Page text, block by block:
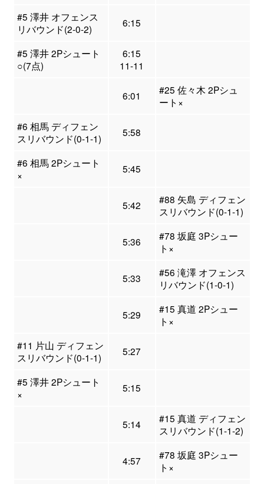
#5 澤井 オフェンス
リバウンド(2-0-2)
6:15
#5 澤井 2Pシュート
○(7点)
6:15
11-11
6:01
#25 佐々木 2Pシュ
ート×
#6 相馬 ディフェン
スリバウンド(0-1-1)
5:58
#6 相馬 2Pシュート
×
5:45
5:42
#88 矢島 ディフェン
スリバウンド(0-1-1)
5:36
#78 坂庭 3Pシュー
ト×
5:33
#56 滝澤 オフェンス
リバウンド(1-0-1)
5:29
#15 真道 2Pシュー
ト×
#11 片山 ディフェン
スリバウンド(0-1-1)
5:27
#5 澤井 2Pシュート
×
5:15
5:14
#15 真道 ディフェン
スリバウンド(1-1-2)
4:57
#78 坂庭 3Pシュー
ト×